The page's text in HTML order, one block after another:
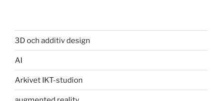
3D och additiv design
AI
Arkivet IKT-studion